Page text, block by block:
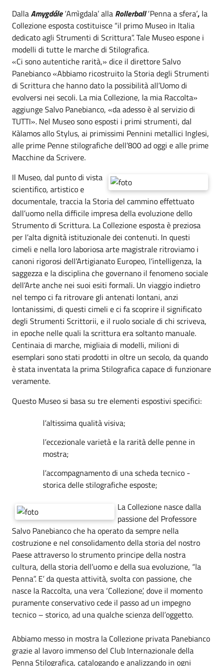
DallaAmygdále‘Amìgdala’alla Rollerball‘Penna a sfera’, la
Collezione esposta costituisce “il primo Museo in Italia
dedicato agli Strumenti di Scrittura”. Tale Museo espone i
modelli di tutte le marche di Stilografica.
«Ci sono autentiche rarità,» dice il direttore Salvo
Panebianco «Abbiamo ricostruito la Storia degli Strumenti
di Scrittura che hanno dato la possibilità all’Uomo di
evolversi nei secoli. La mia Collezione, la mia Raccolta»
aggiunge Salvo Panebianco, «da adesso è al servizio di
TUTTI». Nel Museo sono esposti i primi strumenti, dal
Kàlamos allo Stylus, ai primissimi Pennini metallici Inglesi,
alle prime Penne stilografiche dell’800 ad oggi e alle prime
Macchine da Scrivere.
Il Museo, dal punto di vista
scientifico, artistico e
documentale, traccia la Storia del cammino effettuato
dall’uomo nella difficile impresa della evoluzione dello
Strumento di Scrittura. La Collezione esposta è preziosa
per l’alta dignità istituzionale dei contenuti. In questi
cimeli e nella loro laboriosa arte magistrale ritroviamo i
canoni rigorosi dell’Artigianato Europeo, l’intelligenza, la
saggezza e la disciplina che governano il fenomeno sociale
dell’Arte anche nei suoi esiti formali. Un viaggio indietro
nel tempo ci fa ritrovare gli antenati lontani, anzi
lontanissimi, di questi cimeli e ci fa scoprire il significato
degli Strumenti Scrittorii, e il ruolo sociale di chi scriveva,
in epoche nelle quali la scrittura era soltanto manuale.
Centinaia di marche, migliaia di modelli, milioni di
esemplari sono stati prodotti in oltre un secolo, da quando
è stata inventata la prima Stilografica capace di funzionare
veramente.
Questo Museo si basa su tre elementi espostivi specifici:
l’altissima qualità visiva;
l’eccezionale varietà e la rarità delle penne in
mostra;
l’accompagnamento di una scheda tecnico -
storica delle stilografiche esposte;
La Collezione nasce dalla
passione del Professore
Salvo Panebianco che ha operato da sempre nella
costruzione e nel consolidamento della storia del nostro
Paese attraverso lo strumento principe della nostra
cultura, della storia dell’uomo e della sua evoluzione, “la
Penna”. E’ da questa attività, svolta con passione, che
nasce la Raccolta, una vera ‘Collezione’, dove il momento
puramente conservativo cede il passo ad un impegno
tecnico – storico, ad una qualche scienza dell’oggetto.
Abbiamo messo in mostra la Collezione privata Panebianco
grazie al lavoro immenso del Club Internazionale della
Penna Stilografica, catalogando e analizzando in ogni